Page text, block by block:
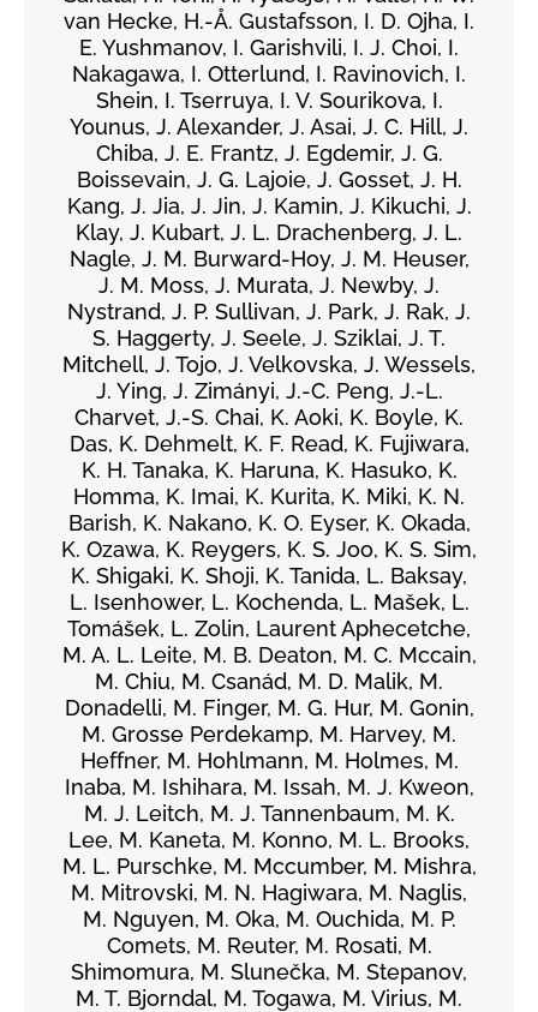
van Hecke, H.-Å. Gustafsson, I. D. Ojha, I.
E. Yushmanov, I. Garishvili, I. J. Choi, I.
Nakagawa, I. Otterlund, I. Ravinovich, I.
Shein, I. Tserruya, I. V. Sourikova, I.
Younus, J. Alexander, J. Asai, J. C. Hill, J.
Chiba, J. E. Frantz, J. Egdemir, J. G.
Boissevain, J. G. Lajoie, J. Gosset, J. H.
Kang, J. Jia, J. Jin, J. Kamin, J. Kikuchi, J.
Klay, J. Kubart, J. L. Drachenberg, J. L.
Nagle, J. M. Burward-Hoy, J. M. Heuser,
J. M. Moss, J. Murata, J. Newby, J.
Nystrand, J. P. Sullivan, J. Park, J. Rak, J.
S. Haggerty, J. Seele, J. Sziklai, J. T.
Mitchell, J. Tojo, J. Velkovska, J. Wessels,
J. Ying, J. Zimányi, J.-C. Peng, J.-L.
Charvet, J.-S. Chai, K. Aoki, K. Boyle, K.
Das, K. Dehmelt, K. F. Read, K. Fujiwara,
K. H. Tanaka, K. Haruna, K. Hasuko, K.
Homma, K. Imai, K. Kurita, K. Miki, K. N.
Barish, K. Nakano, K. O. Eyser, K. Okada,
K. Ozawa, K. Reygers, K. S. Joo, K. S. Sim,
K. Shigaki, K. Shoji, K. Tanida, L. Baksay,
L. Isenhower, L. Kochenda, L. Mašek, L.
Tomášek, L. Zolin, Laurent Aphecetche,
M. A. L. Leite, M. B. Deaton, M. C. Mccain,
M. Chiu, M. Csanád, M. D. Malik, M.
Donadelli, M. Finger, M. G. Hur, M. Gonin,
M. Grosse Perdekamp, M. Harvey, M.
Heffner, M. Hohlmann, M. Holmes, M.
Inaba, M. Ishihara, M. Issah, M. J. Kweon,
M. J. Leitch, M. J. Tannenbaum, M. K.
Lee, M. Kaneta, M. Konno, M. L. Brooks,
M. L. Purschke, M. Mccumber, M. Mishra,
M. Mitrovski, M. N. Hagiwara, M. Naglis,
M. Nguyen, M. Oka, M. Ouchida, M. P.
Comets, M. Reuter, M. Rosati, M.
Shimomura, M. Slunečka, M. Stepanov,
M. T. Bjorndal, M. Togawa, M. Virius, M.